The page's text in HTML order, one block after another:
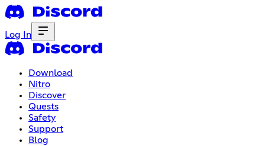
Log In
Download
Nitro
Discover
Quests
Safety
Support
Blog